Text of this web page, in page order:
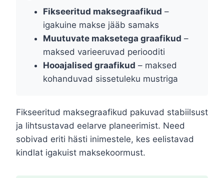
Fikseeritud maksegraafikud –
igakuine makse jääb samaks
Muutuvate maksetega graafikud –
maksed varieeruvad periooditi
Hooajalised graafikud – maksed
kohanduvad sissetuleku mustriga
Fikseeritud maksegraafikud pakuvad stabiilsust
ja lihtsustavad eelarve planeerimist. Need
sobivad eriti hästi inimestele, kes eelistavad
kindlat igakuist maksekoormust.